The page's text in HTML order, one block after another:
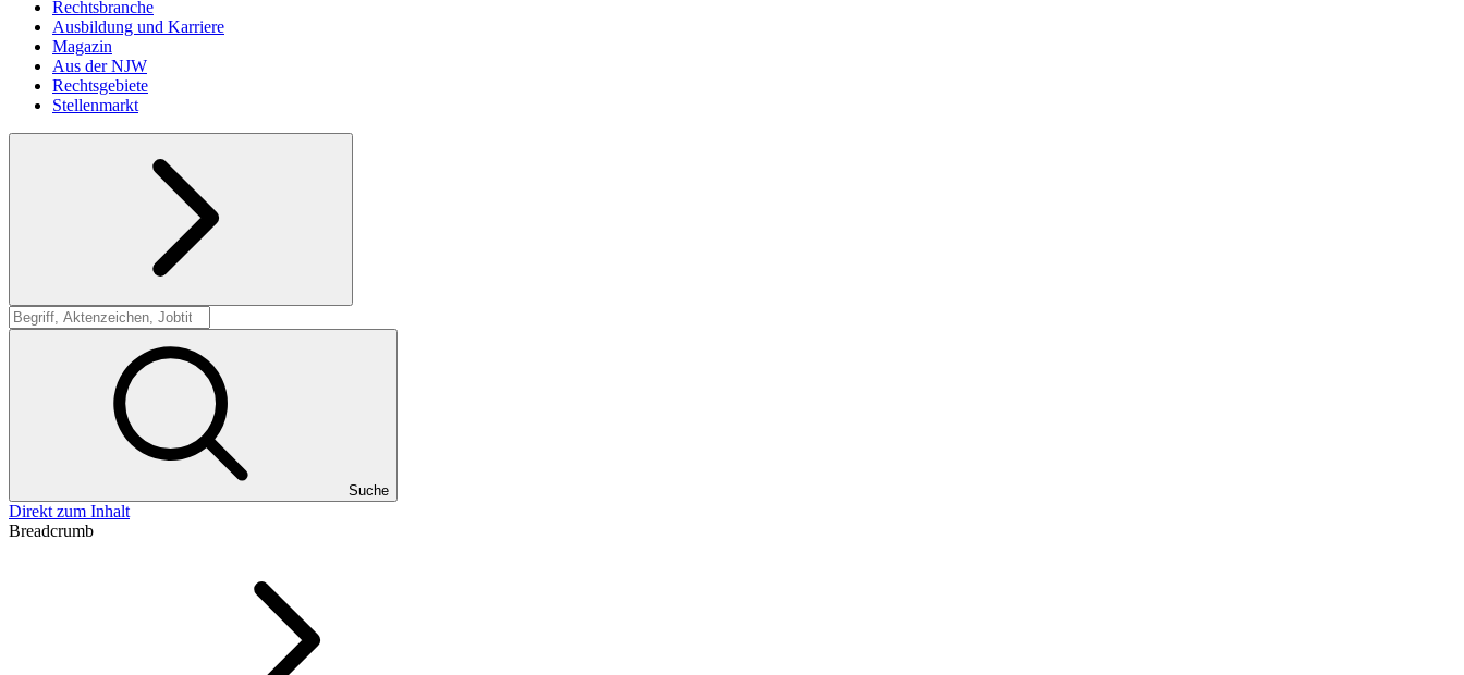
Rechtsbranche
Ausbildung und Karriere
Magazin
Aus der NJW
Rechtsgebiete
Stellenmarkt
Suche
Suche
Direkt zum Inhalt
Breadcrumb